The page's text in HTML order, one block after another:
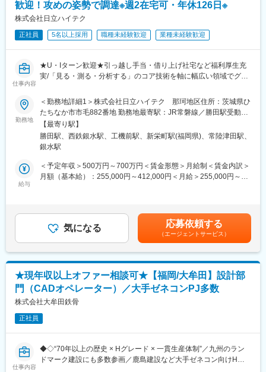
プロの技術者育成に力を入れており、各種資格取得において費用
面及び資格取得報奨金制度でバックアップしています。会社指定
■働き方
平均勤続年数は16.9年、幅広い世代の方が在籍しています。
長く働きたい方にはオススメの環境です◎
～日本を始め、アジアそして世界を舞台に、様々なプロジェクト
を通じてお客様のものづくりに貢献～
当社は各産業分野に対応した工場設備、電気設備、自動化装置を
手掛ける独立系エンジニアリング会社として、プラントエンジニ
アリングからメカトロニクス、インフラ関連事業と幅広く、国内
も化学を始め、石油、医薬、電子材料、環境、自動車、液晶、電
力と幅広く、各産業を支えています。※取引先:デンカ(株)、(株)ダ
歓迎！攻めの姿勢で調達※週2在宅可・年休126日※
株式会社日立ハイテク
正社員 5名以上採用 職種未経験歓迎 業種未経験歓迎
仕事内容
★U・Iターン歓迎★引っ越し手当・借り上げ社宅など福利厚生充
実/「見る・測る・分析する」のコア技術を軸に幅広い領域でグロ
【社内だけでなく数多くのサプライヤーとやり取り！ヤリガイ
「大」取引先の選定や価格交渉、納期管理など／福利厚生も充
実】
■業務内容：
購入品にかかわるQuality（品質）、Cost（価格）、Delivery（納
期）管理を担うポジションです。
国内外の最先端技術を持ったサプライヤーとの技術提携、共同開
発により、製品競争力、付加価値を高めるために、開発上流段階
で調達を行える人財と一緒に、調達から技術レベルの底上げを図
っていきたいと考えています。
オ分析製品等の調達業務を担当します。（主に直接材を担う）
社内外の関係各部署と連携し、取引先の選定、価格交渉、生産状
況に応じた納期管理を行います。
※機械部品、電機部品等、品目や取引先毎に担当を決定
能力／スキルに応じて担当をアサイン。
国内7割、海外3割（欧米、中国等）
勤務地
＜勤務地詳細1＞株式会社日立ハイテク 那珂地区住所：茨城県ひ
たちなか市市毛882番地 勤務地最寄駅：JR常磐線／勝田駅受動喫
煙対策：屋内喫煙可能場所あり＜勤務地詳細2＞日立ハイテク大牟
田センタ住所：福岡県大牟田市手鎌1892番地1 勤務地最寄駅：西
鉄天神大牟田線／西鉄銀水駅受動喫煙対策：屋内全面禁煙変更の
【最寄り駅】
勝田駅、西鉄銀水駅、工機前駅、新栄町駅(福岡県)、常陸津田駅、
銀水駅
給与
＜予定年収＞500万円～700万円＜賃金形態＞月給制＜賃金内訳＞
月額（基本給）：255,000円～412,000円＜月給＞255,000円～
定。賃金はあくまでも目安の金額であり、選考を通じて上下する
可能性があります。月給(月額)は固定手当を含めた表記です。
気になる 応募依頼する
（エージェントサービス）
★現年収以上オファー相談可★【福岡/大牟田】設計部
門（CADオペレーター）／大手ゼネコンPJ多数
株式会社大牟田鉄骨
正社員
仕事内容
◆◇“70年以上の歴史 × Hグレード × 一貫生産体制”／九州のラン
ドマーク建設にも多数参画／鹿島建設など大手ゼネコン向けHグ